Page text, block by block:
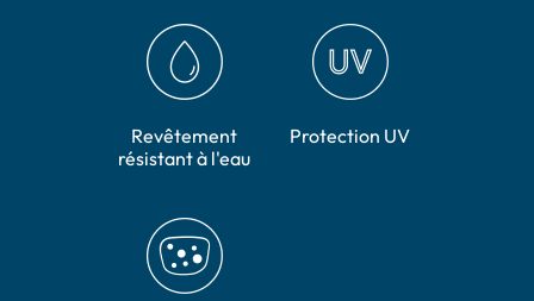
Revêtement
résistant à l'eau
Protection UV